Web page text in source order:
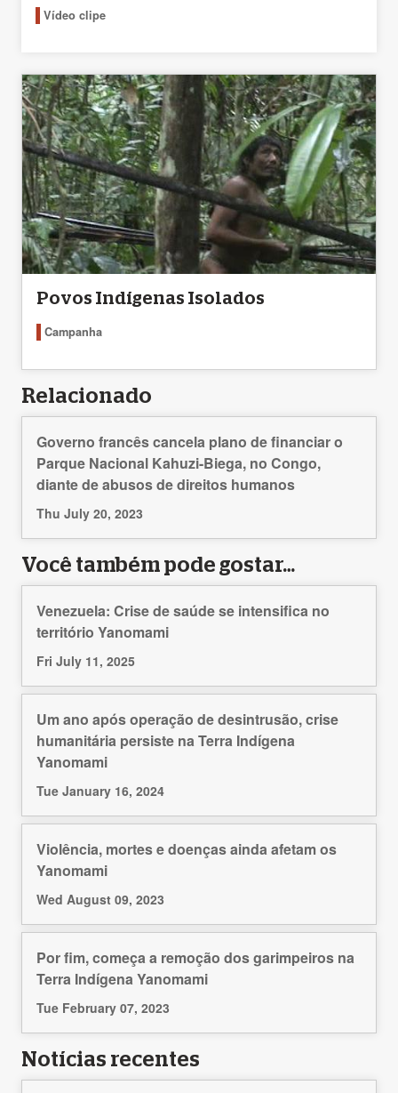
Vídeo clipe
Povos Indígenas Isolados
Campanha
Relacionado
Governo francês cancela plano de financiar o
Parque Nacional Kahuzi-Biega, no Congo,
diante de abusos de direitos humanos
Thu July 20, 2023
Você também pode gostar…
Venezuela: Crise de saúde se intensifica no
território Yanomami
Fri July 11, 2025
Um ano após operação de desintrusão, crise
humanitária persiste na Terra Indígena
Yanomami
Tue January 16, 2024
Violência, mortes e doenças ainda afetam os
Yanomami
Wed August 09, 2023
Por fim, começa a remoção dos garimpeiros na
Terra Indígena Yanomami
Tue February 07, 2023
Notícias recentes